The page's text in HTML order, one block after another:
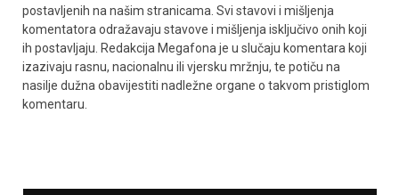
postavljenih na našim stranicama. Svi stavovi i mišljenja
komentatora odražavaju stavove i mišljenja isključivo onih koji
ih postavljaju. Redakcija Megafona je u slučaju komentara koji
izazivaju rasnu, nacionalnu ili vjersku mržnju, te potiču na
nasilje dužna obavijestiti nadležne organe o takvom pristiglom
komentaru.